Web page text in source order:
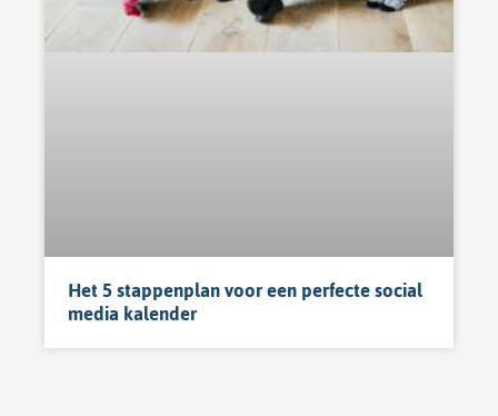
Het 5 stappenplan voor een perfecte social
media kalender